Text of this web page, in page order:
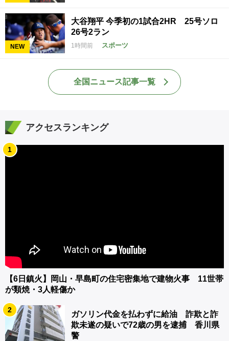
NEW
大谷翔平 今季初の1試合2HR 25号ソロ
26号2ラン
1時間前 スポーツ
全国ニュース記事一覧
アクセスランキング
1
【6日鎮火】岡山・早島町の住宅密集地で建物火事 11世帯
が類焼・3人軽傷か
2
ガソリン代金を払わずに給油 詐欺と詐
欺未遂の疑いで72歳の男を逮捕 香川県
警